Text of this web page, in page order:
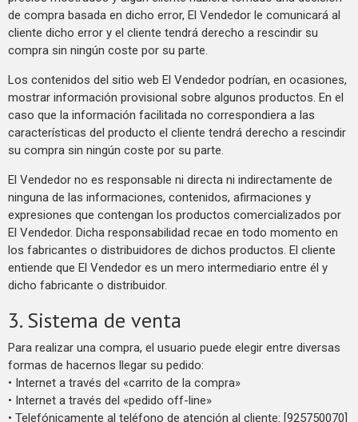
de compra basada en dicho error, El Vendedor le comunicará al
cliente dicho error y el cliente tendrá derecho a rescindir su
compra sin ningún coste por su parte.
Los contenidos del sitio web El Vendedor podrían, en ocasiones,
mostrar información provisional sobre algunos productos. En el
caso que la información facilitada no correspondiera a las
características del producto el cliente tendrá derecho a rescindir
su compra sin ningún coste por su parte.
El Vendedor no es responsable ni directa ni indirectamente de
ninguna de las informaciones, contenidos, afirmaciones y
expresiones que contengan los productos comercializados por
El Vendedor. Dicha responsabilidad recae en todo momento en
los fabricantes o distribuidores de dichos productos. El cliente
entiende que El Vendedor es un mero intermediario entre él y
dicho fabricante o distribuidor.
3. Sistema de venta
Para realizar una compra, el usuario puede elegir entre diversas
formas de hacernos llegar su pedido:
• Internet a través del «carrito de la compra»
• Internet a través del «pedido off-line»
• Telefónicamente al teléfono de atención al cliente: [925750070]